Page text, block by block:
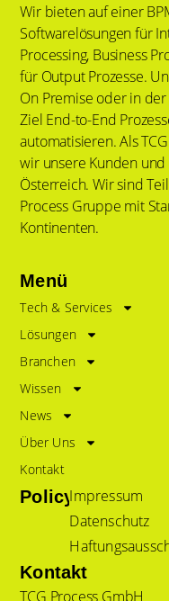
Wir bieten auf einer
Softwarelösungen für
Processing, Business
für Output Prozesse.
On Premise oder in
Ziel End-to-End
automatisieren. Als
wir unsere Kunden
Österreich. Wir sind
Process Gruppe mit
Kontinenten.
Menü
Tech & Services
Lösungen
Branchen
Wissen
News
Über Uns
Kontakt
PolicyImpressum
Datenschutz
Kontakt
TCG Process GmbH